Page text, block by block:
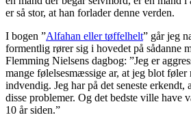
er så stor, at han forlader denne verden.
I bogen ”Alfahan eller tøffelhelt” går jeg
formentlig rører sig i hovedet på sådanne
Flemming Nielsens dagbog: ”Jeg er
mange følelsesmæssige ar, at jeg blot
indvendig. Jeg har på det seneste
disse problemer. Og det bedste ville have
10 år siden.”